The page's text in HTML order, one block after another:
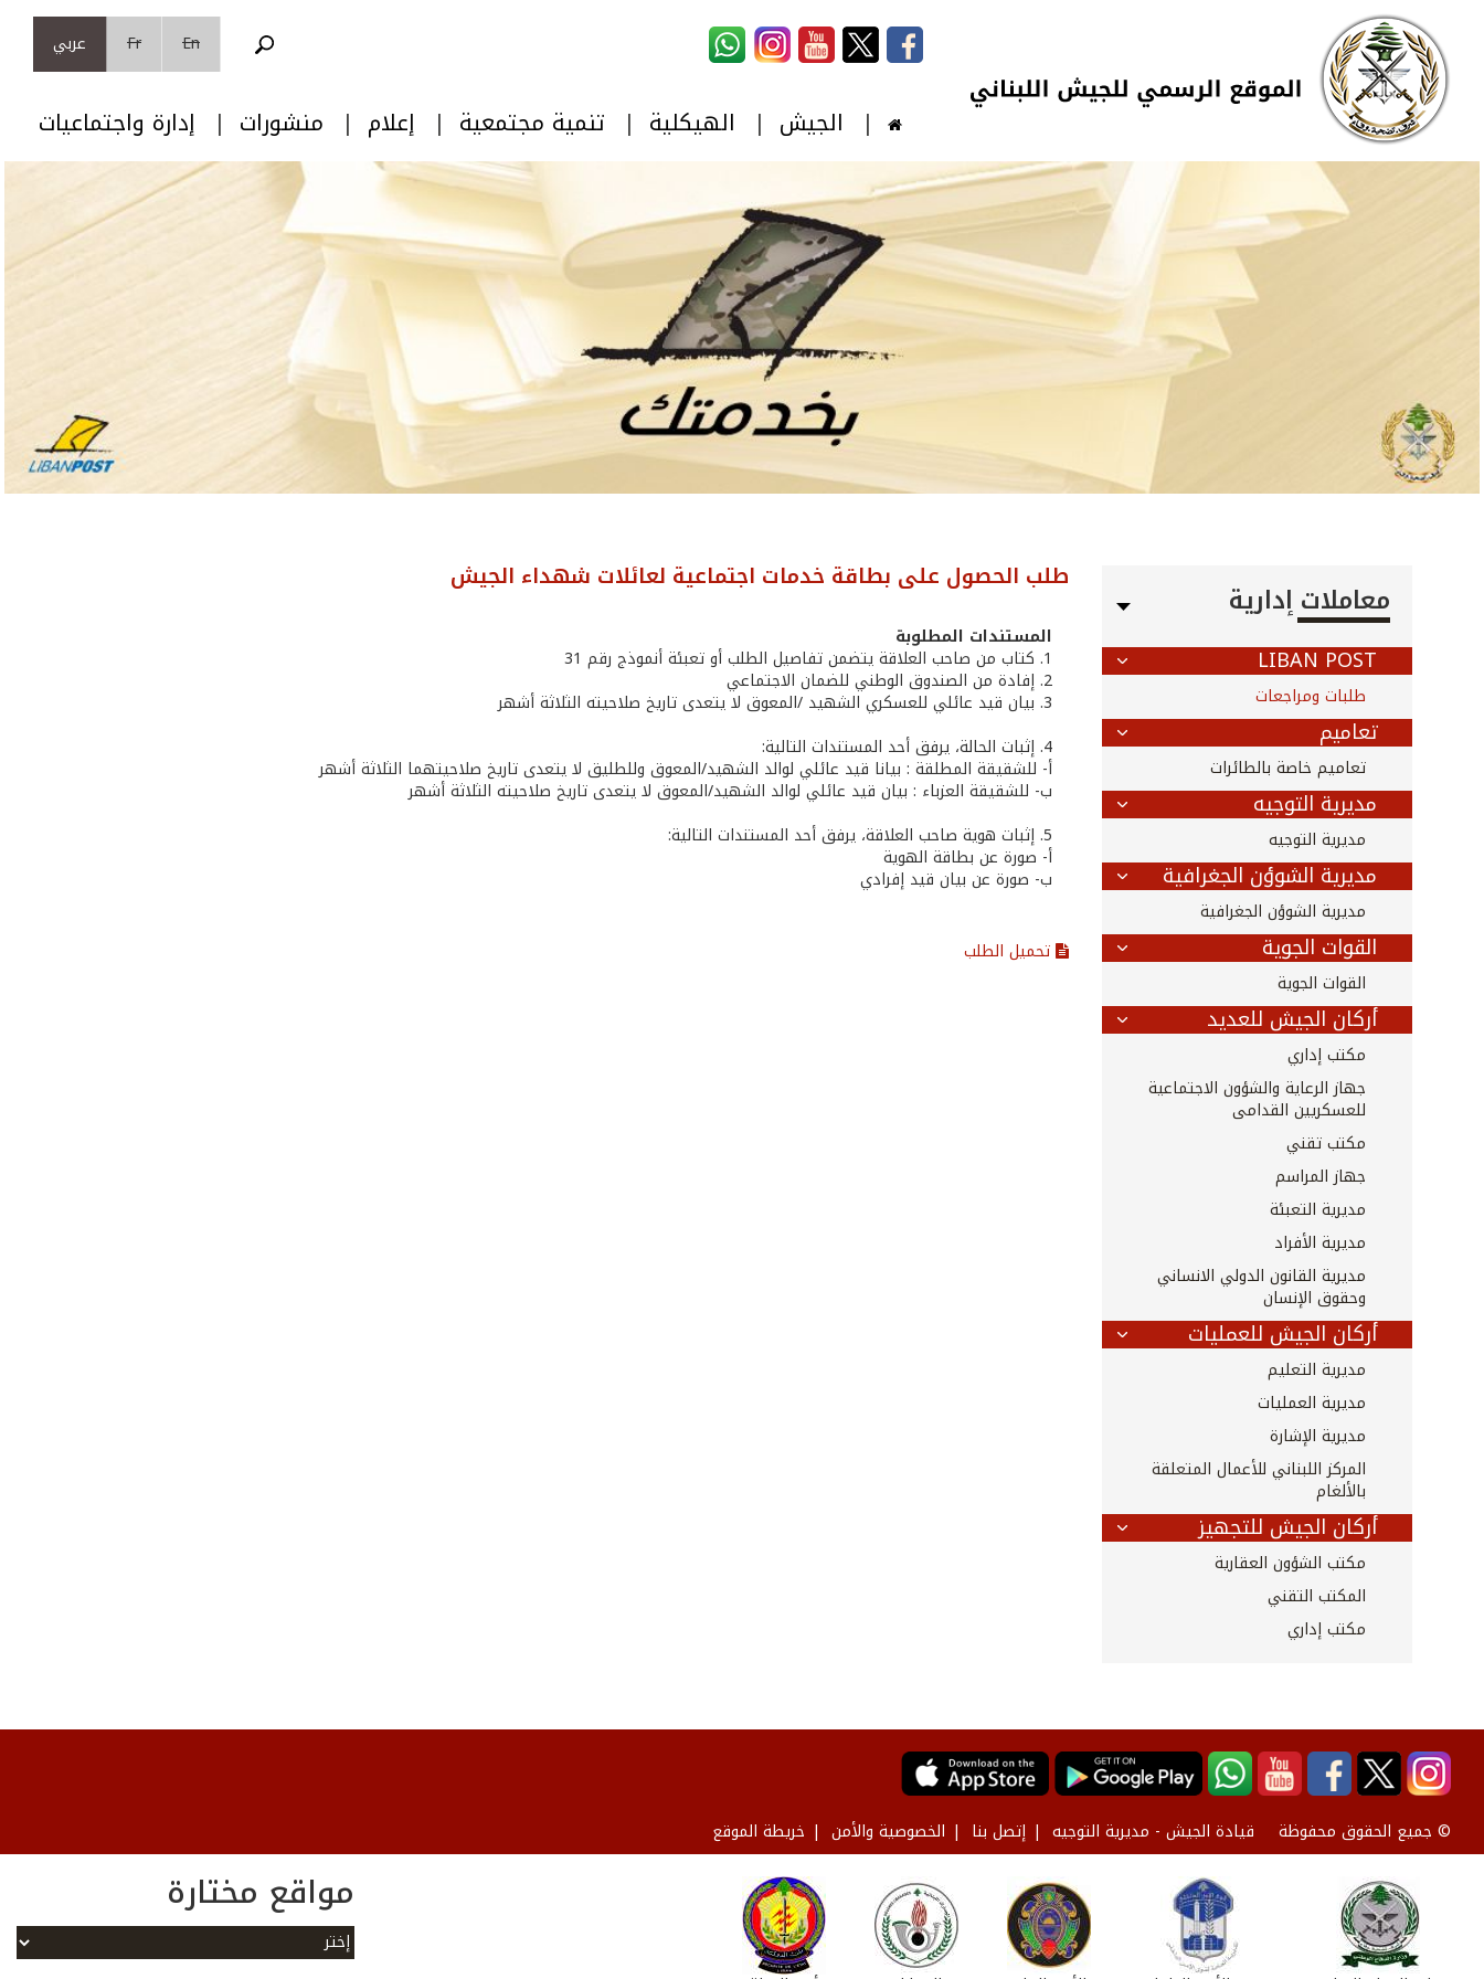
تجاوز إلى المحتوى الرئيسي
Skip to navigation
En
Fr عربي
الجيش الهيكلية تنمية مجتمعية إعلام منشورات إدارة واجتماعيات
معاملات إدارية
LIBAN POST
طلبات ومراجعات
تعاميم
تعاميم خاصة بالطائرات
مديرية التوجيه
مديرية التوجيه
مديرية الشوؤن الجغرافية
مديرية الشوؤن الجغرافية
القوات الجوية
القوات الجوية
أركان الجيش للعديد
مكتب إداري
جهاز الرعاية والشؤون الاجتماعية
للعسكريين القدامى
مكتب تقني
جهاز المراسم
مديرية التعبئة
مديرية الأفراد
مديرية القانون الدولي الانساني
وحقوق الإنسان
أركان الجيش للعمليات
مديرية التعليم
مديرية العمليات
مديرية الإشارة
المركز اللبناني للأعمال المتعلقة
بالألغام
أركان الجيش للتجهيز
مكتب الشؤون العقارية
المكتب التقني
مكتب إداري
طلب الحصول على بطاقة خدمات اجتماعية لعائلات شهداء الجيش
المستندات المطلوبة
1. كتاب من صاحب العلاقة يتضمن تفاصيل الطلب أو تعبئة أنموذج رقم 31
2. إفادة من الصندوق الوطني للضمان الاجتماعي
3. بيان قيد عائلي للعسكري الشهيد /المعوق لا يتعدى تاريخ صلاحيته الثلاثة أشهر
4. إثبات الحالة، يرفق أحد المستندات التالية:
أ‌- للشقيقة المطلقة : بيانا قيد عائلي لوالد الشهيد/المعوق وللطليق لا يتعدى تاريخ صلاحيتهما الثلاثة أشهر
ب- للشقيقة العزباء : بيان قيد عائلي لوالد الشهيد/المعوق لا يتعدى تاريخ صلاحيته الثلاثة أشهر
5. إثبات هوية صاحب العلاقة، يرفق أحد المستندات التالية:
أ- صورة عن بطاقة الهوية
ب‌- صورة عن بيان قيد إفرادي
تحميل الطلب
© جميع الحقوق محفوظة قيادة الجيش - مديرية التوجيه إتصل بنا الخصوصية والأمن خريطة الموقع
مواقع مختارة